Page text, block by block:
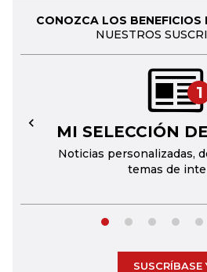
CONOZCA LOS BENEFICIOS
NUESTROS
1
MI SELECCIÓN
Noticias personalizadas,
temas de
←
SUSCRÍBASE